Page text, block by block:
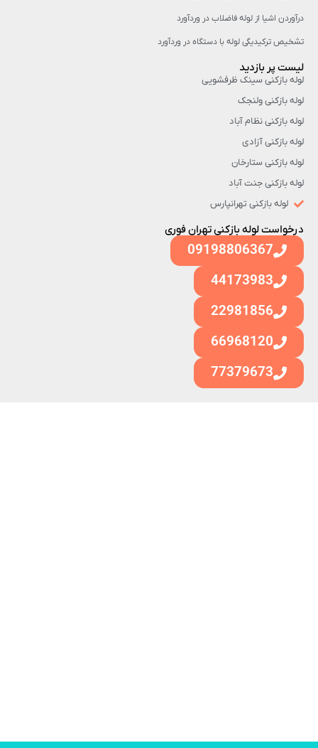
درآوردن اشیا از لوله فاضلاب در وردآورد
تشخیص ترکیدیگی لوله با دستگاه در وردآورد
لیست پر بازدید
لوله بازکنی سینک ظرفشویی
لوله بازکنی ولنجک
لوله بازکنی نظام آباد
لوله بازکنی آزادی
لوله بازکنی ستارخان
لوله بازکنی جنت آباد
لوله بازکنی تهرانپارس
درخواست لوله بازکنی تهران فوری
09198806367
44173983
22981856
66968120
77379673